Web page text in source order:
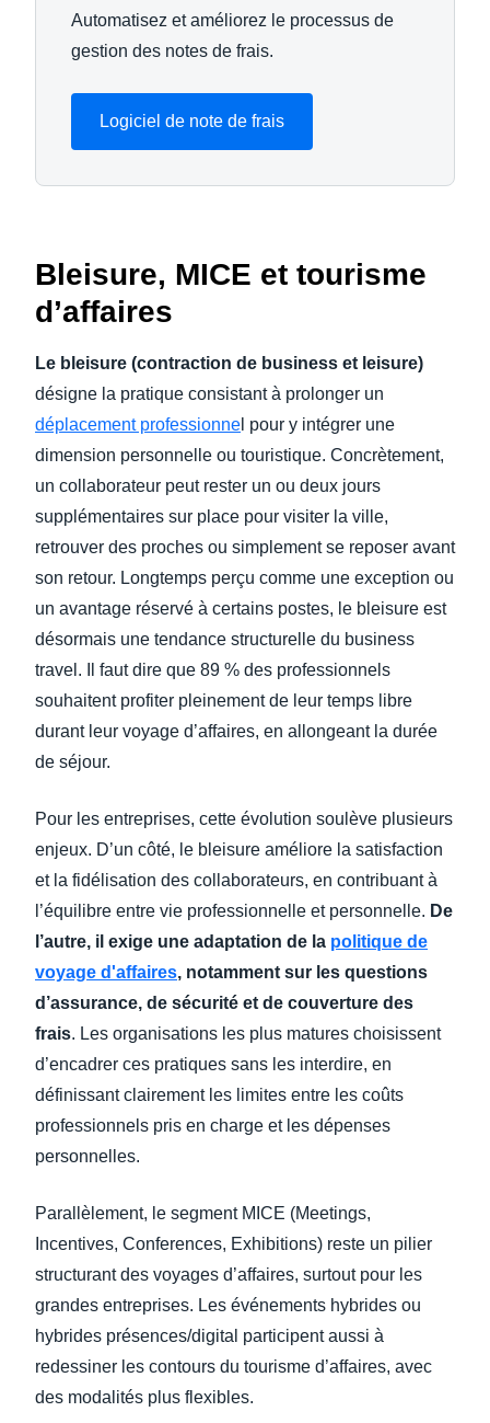
Automatisez et améliorez le processus de
gestion des notes de frais.
Logiciel de note de frais
Bleisure, MICE et tourisme
d’affaires
Le bleisure (contraction de business et leisure)
désigne la pratique consistant à prolonger un
déplacement professionne l pour y intégrer une
dimension personnelle ou touristique. Concrètement,
un collaborateur peut rester un ou deux jours
supplémentaires sur place pour visiter la ville,
retrouver des proches ou simplement se reposer avant
son retour. Longtemps perçu comme une exception ou
un avantage réservé à certains postes, le bleisure est
désormais une tendance structurelle du business
travel. Il faut dire que 89 % des professionnels
souhaitent profiter pleinement de leur temps libre
durant leur voyage d’affaires, en allongeant la durée
de séjour.
Pour les entreprises, cette évolution soulève plusieurs
enjeux. D’un côté, le bleisure améliore la satisfaction
et la fidélisation des collaborateurs, en contribuant à
l’équilibre entre vie professionnelle et personnelle. De
l’autre, il exige une adaptation de la politique de
voyage d'affaires, notamment sur les questions
d’assurance, de sécurité et de couverture des
frais. Les organisations les plus matures choisissent
d’encadrer ces pratiques sans les interdire, en
définissant clairement les limites entre les coûts
professionnels pris en charge et les dépenses
personnelles.
Parallèlement, le segment MICE (Meetings,
Incentives, Conferences, Exhibitions) reste un pilier
structurant des voyages d’affaires, surtout pour les
grandes entreprises. Les événements hybrides ou
hybrides présences/digital participent aussi à
redessiner les contours du tourisme d’affaires, avec
des modalités plus flexibles.